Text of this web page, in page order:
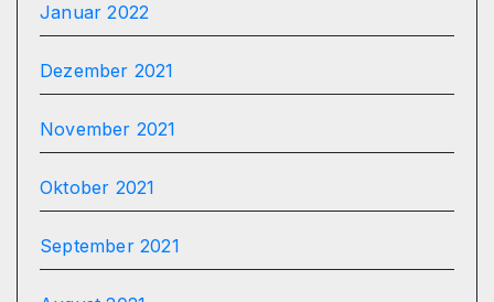
Januar 2022
Dezember 2021
November 2021
Oktober 2021
September 2021